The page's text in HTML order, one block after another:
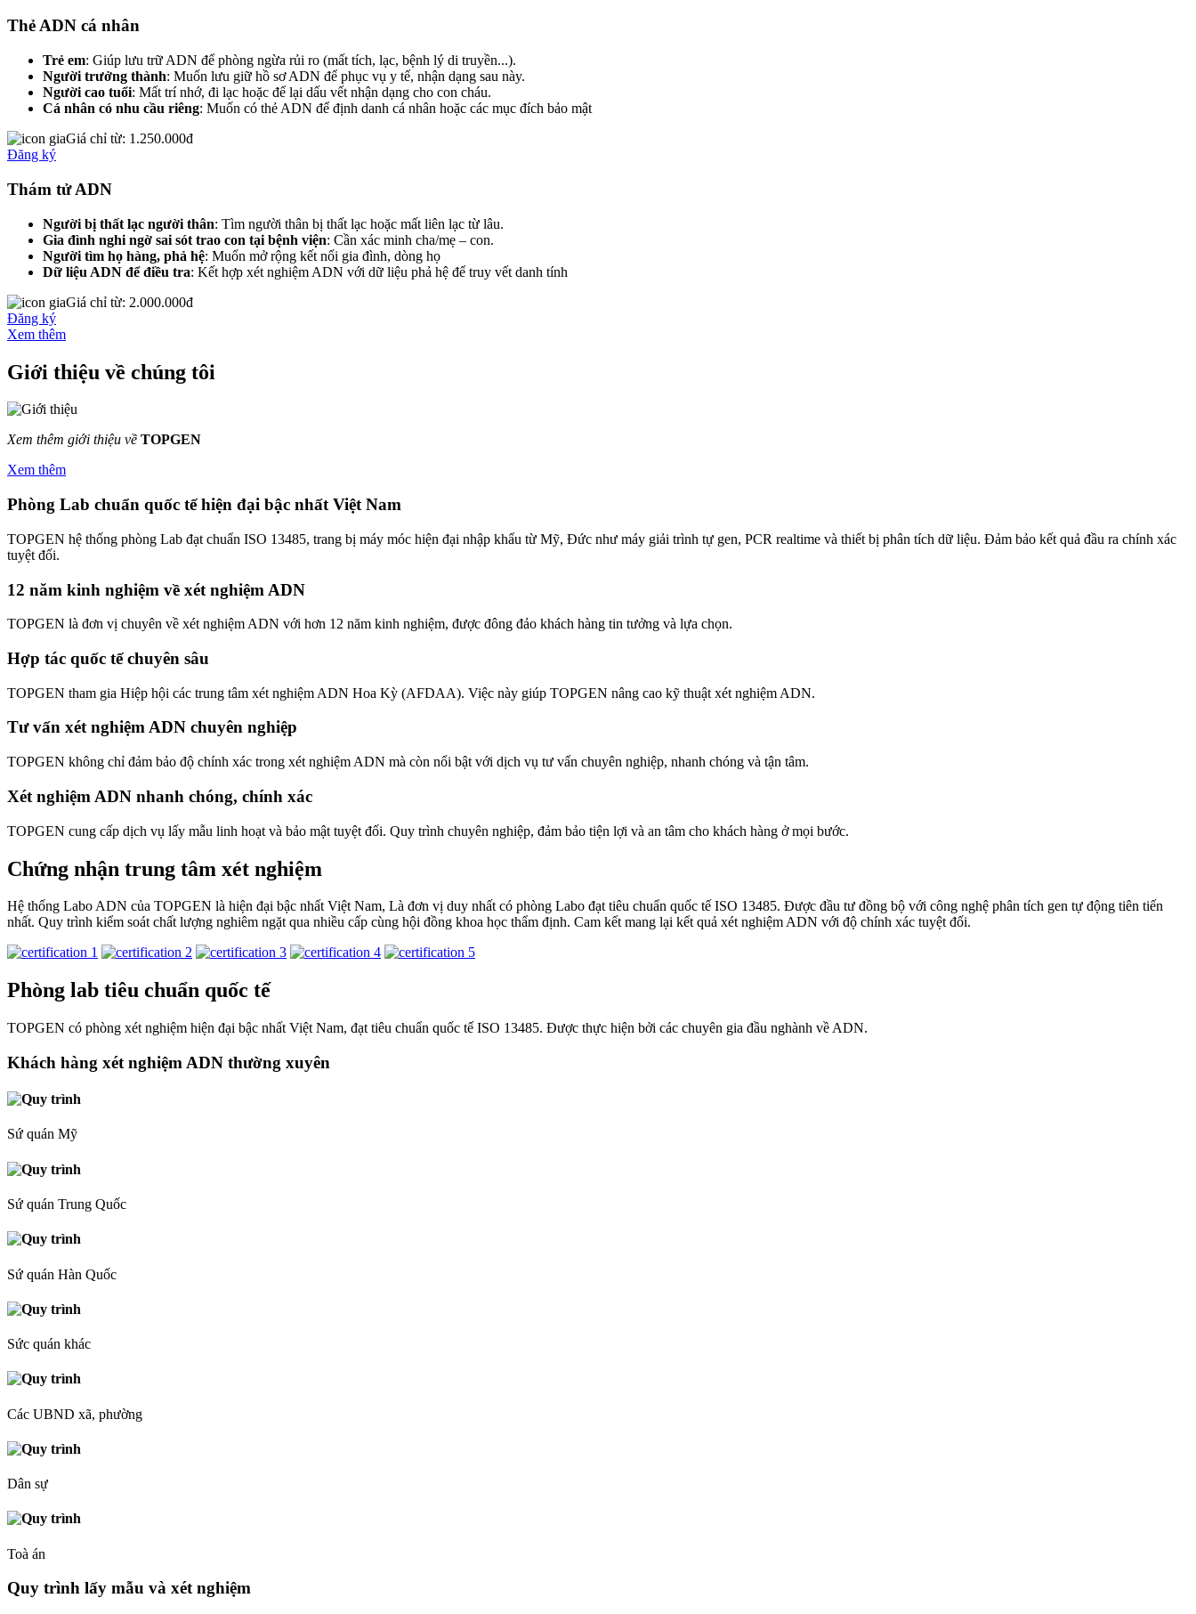
Thẻ ADN cá nhân
Trẻ em: Giúp lưu trữ ADN để phòng ngừa rủi ro (mất tích, lạc, bệnh lý di truyền...).
Người trưởng thành: Muốn lưu giữ hồ sơ ADN để phục vụ y tế, nhận dạng sau này.
Người cao tuổi: Mất trí nhớ, đi lạc hoặc để lại dấu vết nhận dạng cho con cháu.
Cá nhân có nhu cầu riêng: Muốn có thẻ ADN để định danh cá nhân hoặc các mục đích bảo mật
Giá chỉ từ: 1.250.000đ
Đăng ký
Thám tử ADN
Người bị thất lạc người thân: Tìm người thân bị thất lạc hoặc mất liên lạc từ lâu.
Gia đình nghi ngờ sai sót trao con tại bệnh viện: Cần xác minh cha/mẹ – con.
Người tìm họ hàng, phả hệ: Muốn mở rộng kết nối gia đình, dòng họ
Dữ liệu ADN để điều tra: Kết hợp xét nghiệm ADN với dữ liệu phả hệ để truy vết danh tính
Giá chỉ từ: 2.000.000đ
Đăng ký
Xem thêm
Giới thiệu về chúng tôi
Xem thêm giới thiệu về TOPGEN
Xem thêm
Phòng Lab chuẩn quốc tế hiện đại bậc nhất Việt Nam
TOPGEN hệ thống phòng Lab đạt chuẩn ISO 13485, trang bị máy móc hiện đại nhập khẩu từ Mỹ, Đức như máy giải trình tự gen, PCR realtime và thiết bị phân tích dữ liệu. Đảm bảo kết quả đầu ra chính xác
tuyệt đối.
12 năm kinh nghiệm về xét nghiệm ADN
TOPGEN là đơn vị chuyên về xét nghiệm ADN với hơn 12 năm kinh nghiệm, được đông đảo khách hàng tin tưởng và lựa chọn.
Hợp tác quốc tế chuyên sâu
TOPGEN tham gia Hiệp hội các trung tâm xét nghiệm ADN Hoa Kỳ (AFDAA). Việc này giúp TOPGEN nâng cao kỹ thuật xét nghiệm ADN.
Tư vấn xét nghiệm ADN chuyên nghiệp
TOPGEN không chỉ đảm bảo độ chính xác trong xét nghiệm ADN mà còn nổi bật với dịch vụ tư vấn chuyên nghiệp, nhanh chóng và tận tâm.
Xét nghiệm ADN nhanh chóng, chính xác
TOPGEN cung cấp dịch vụ lấy mẫu linh hoạt và bảo mật tuyệt đối. Quy trình chuyên nghiệp, đảm bảo tiện lợi và an tâm cho khách hàng ở mọi bước.
Chứng nhận trung tâm xét nghiệm
Hệ thống Labo ADN của TOPGEN là hiện đại bậc nhất Việt Nam, Là đơn vị duy nhất có phòng Labo đạt tiêu chuẩn quốc tế ISO 13485. Được đầu tư đồng bộ với công nghệ phân tích gen tự động tiên tiến
nhất. Quy trình kiểm soát chất lượng nghiêm ngặt qua nhiều cấp cùng hội đồng khoa học thẩm định. Cam kết mang lại kết quả xét nghiệm ADN với độ chính xác tuyệt đối.
Phòng lab tiêu chuẩn quốc tế
TOPGEN có phòng xét nghiệm hiện đại bậc nhất Việt Nam, đạt tiêu chuẩn quốc tế ISO 13485. Được thực hiện bởi các chuyên gia đầu nghành về ADN.
Khách hàng xét nghiệm ADN thường xuyên
Sứ quán Mỹ
Sứ quán Trung Quốc
Sứ quán Hàn Quốc
Sức quán khác
Các UBND xã, phường
Dân sự
Toà án
Quy trình lấy mẫu và xét nghiệm